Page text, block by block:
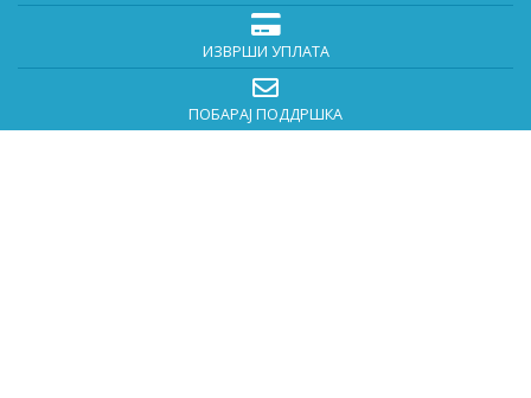
ИЗВРШИ УПЛАТА
ПОБАРАЈ ПОДДРШКА